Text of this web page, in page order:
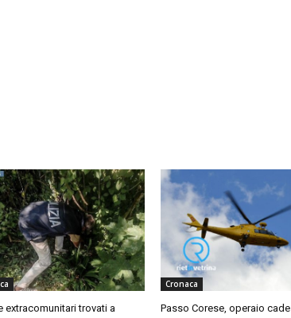
extracomunitari trovati a
Cronaca
Passo Corese, operaio cade